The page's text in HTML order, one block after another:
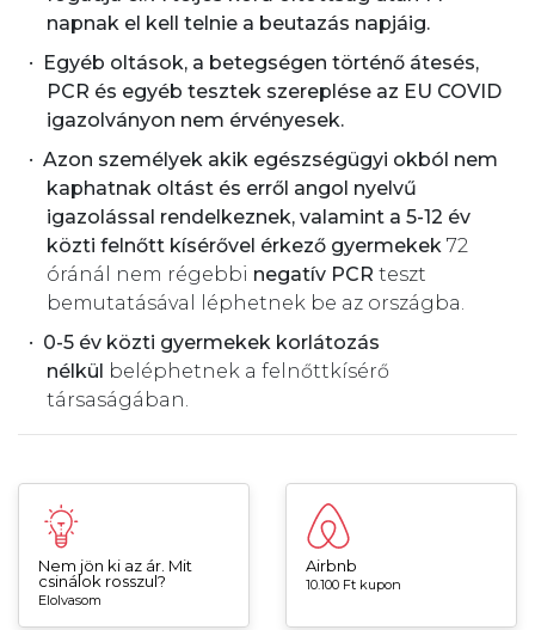
napnak el kell telnie a beutazás napjáig.
Egyéb oltások, a betegségen történő átesés,
PCR és egyéb tesztek szereplése az EU COVID
igazolványon nem érvényesek.
Azon személyek akik egészségügyi okból nem
kaphatnak oltást és erről angol nyelvű
igazolással rendelkeznek, valamint a 5-12 év
közti felnőtt kísérővel érkező gyermekek 72
óránál nem régebbi negatív PCR teszt
bemutatásával léphetnek be az országba.
0-5 év közti gyermekek korlátozás
nélkül beléphetnek a felnőttkísérő
társaságában.
Nem jön ki az ár. Mit
csinálok rosszul?
Elolvasom
Airbnb
10.100 Ft kupon